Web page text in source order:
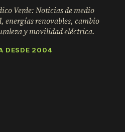
Verde: Noticias de medio
energías renovables, cambio
y movilidad eléctrica.
DESDE 2004